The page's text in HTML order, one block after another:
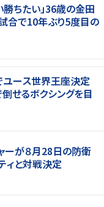
勝ちたい」36歳の金田
合で10年ぶり5度目の
ユース世界王座決定
せるボクシングを目
ーが８月28日の防衛
ィと対戦決定